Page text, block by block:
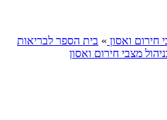
» בית הספר לבריאות